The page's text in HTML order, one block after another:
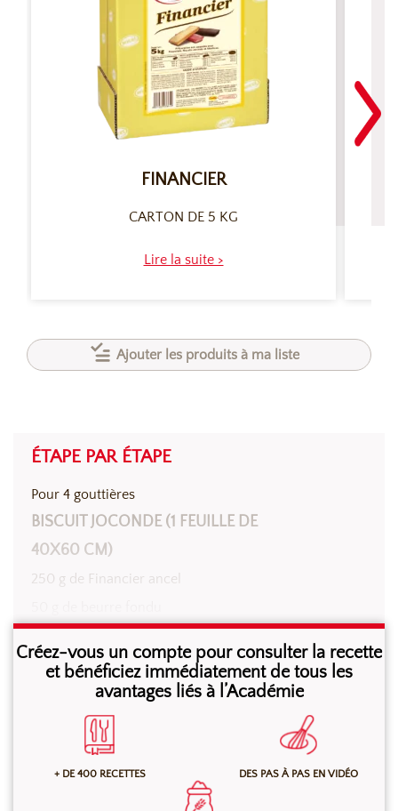
FINANCIER
CARTON DE 5 KG
Lire la suite >
Ajouter les produits à ma liste
ÉTAPE PAR ÉTAPE
Pour 4 gouttières
BISCUIT JOCONDE (1 FEUILLE DE
40X60 CM)
250 g de Financier ancel
150 g de blancs d’oeufs
Mélanger au batteur, à l’aide du fouet, à grande
vitesse, la préparation pour biscuit Joconde, le beurre
fondu et les jaunes d’oeufs pendant 2 min. Monter les
blancs d’oeufs en neige et les incorporer délicatement
Créez-vous un compte pour consulter la recette
et bénéficiez immédiatement de tous les
avantages liés à l’Académie
+ DE 400 RECETTES DES PAS À PAS EN VIDÉO